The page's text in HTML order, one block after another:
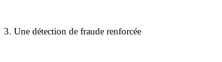
3. Une détection de fraude renforcée